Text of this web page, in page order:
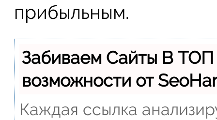
прибыльным.
Забиваем Сайты В
возможности от
Каждая ссылка